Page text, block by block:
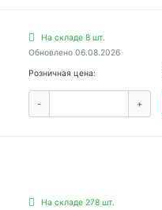
На складе 8 шт.
Обновлено 06.08.2026
Розничная цена:
- +
На складе 278 шт.